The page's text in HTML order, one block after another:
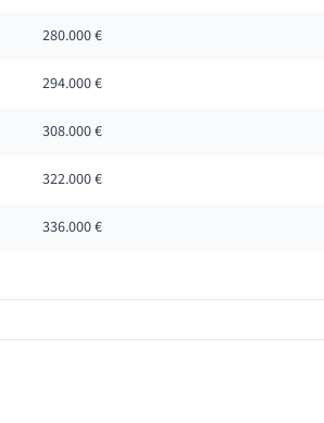
280.000 €
294.000 €
308.000 €
322.000 €
336.000 €